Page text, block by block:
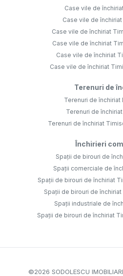
Case vile de
Case vile de
Case vile de închiriat
Case vile de închiriat
Case vile de închiriat
Case vile de închiriat
Terenuri de
Terenuri de închiriat
Terenuri de
Terenuri de închiriat
Închirieri
Spații de birouri de
Spații comerciale de
Spații de birouri de închiriat
Spații de birouri de
Spații industriale de
Spații de birouri de închiriat
©2026 SODOLESCU